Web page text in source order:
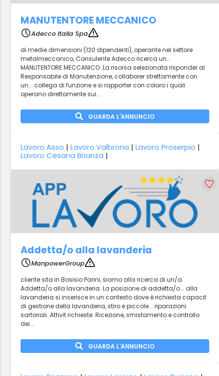
MANUTENTORE MECCANICO
Adecco Italia Spa
di medie dimensioni (120 dipendenti), operante nel settore
metalmeccanico, Consulente Adecco ricerca un...
MANUTENTORE MECCANICO. La risorsa selezionata risponder al
Responsabile di Manutenzione, collaborer strettamente con
un... collega di funzione e si rapporter con coloro i quali
operano direttamente sui...
GUARDA L'ANNUNCIO
Lavoro Asso |Lavoro Valbrona |Lavoro Proserpio |
Lavoro Cesana Brianza |
Addetta/o alla lavanderia
ManpowerGroup
cliente sita in Bosisio Parini, siamo alla ricerca di un/a
Addetta/o alla lavanderia. La posizione di addetta/o... alla
lavanderia si inserisce in un contesto dove è richiesta capacit
di gestione della lavanderia, stiro e piccole... riparazioni
sartoriali. Attivit richieste: Ricezione, smistamento e controllo
dei...
GUARDA L'ANNUNCIO